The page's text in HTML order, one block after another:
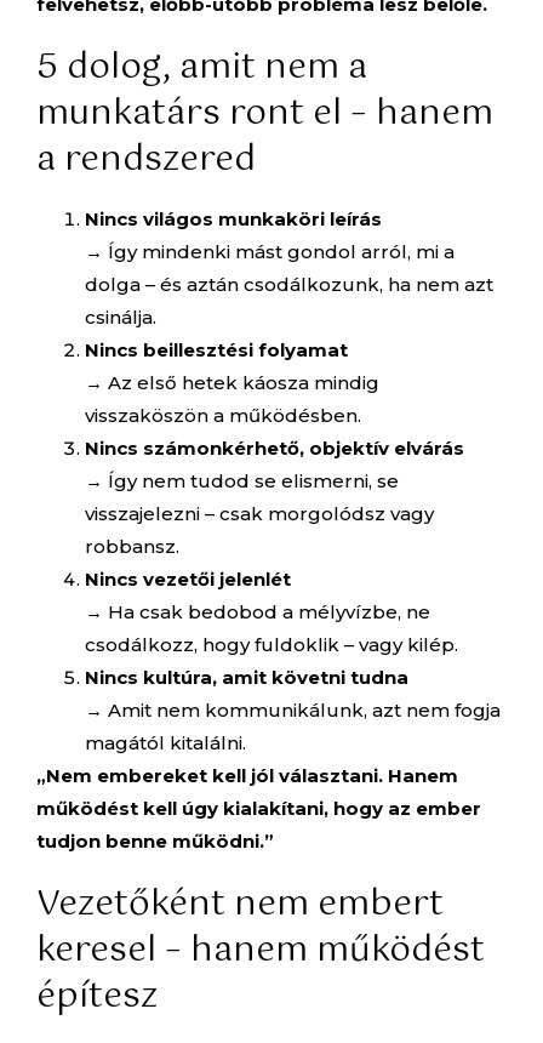
5 dolog, amit nem a
munkatárs ront el – hanem
a rendszered
Nincs világos munkaköri leírás
→ Így mindenki mást gondol arról, mi a
dolga – és aztán csodálkozunk, ha nem azt
csinálja.
Nincs beillesztési folyamat
→ Az első hetek káosza mindig
visszaköszön a működésben.
Nincs számonkérhető, objektív elvárás
→ Így nem tudod se elismerni, se
visszajelezni – csak morgolódsz vagy
robbansz.
Nincs vezetői jelenlét
→ Ha csak bedobod a mélyvízbe, ne
csodálkozz, hogy fuldoklik – vagy kilép.
Nincs kultúra, amit követni tudna
→ Amit nem kommunikálunk, azt nem fogja
magától kitalálni.
„Nem embereket kell jól választani. Hanem
működést kell úgy kialakítani, hogy az ember
tudjon benne működni.”
Vezetőként nem embert
keresel – hanem működést
építesz